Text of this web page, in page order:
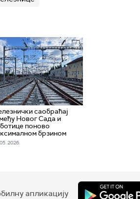
саобраћај
Новог Сада и
поново
брзином
2026.
апликацију